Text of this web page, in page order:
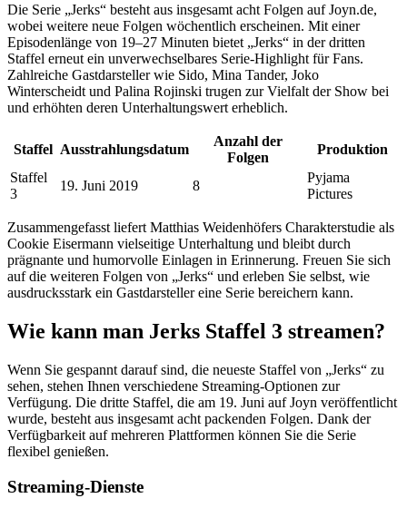
Die Serie „Jerks“ besteht aus insgesamt acht Folgen auf Joyn.de,
wobei weitere neue Folgen wöchentlich erscheinen. Mit einer
Episodenlänge von 19–27 Minuten bietet „Jerks“ in der dritten
Staffel erneut ein unverwechselbares Serie-Highlight für Fans.
Zahlreiche Gastdarsteller wie Sido, Mina Tander, Joko
Winterscheidt und Palina Rojinski trugen zur Vielfalt der Show bei
und erhöhten deren Unterhaltungswert erheblich.
Staffel Ausstrahlungsdatum
Anzahl der
Folgen
Produktion
Staffel
3
19. Juni 2019 8
Pyjama
Pictures
Zusammengefasst liefert Matthias Weidenhöfers Charakterstudie als
Cookie Eisermann vielseitige Unterhaltung und bleibt durch
prägnante und humorvolle Einlagen in Erinnerung. Freuen Sie sich
auf die weiteren Folgen von „Jerks“ und erleben Sie selbst, wie
ausdrucksstark ein Gastdarsteller eine Serie bereichern kann.
Wie kann man Jerks Staffel 3 streamen?
Wenn Sie gespannt darauf sind, die neueste Staffel von „Jerks“ zu
sehen, stehen Ihnen verschiedene Streaming-Optionen zur
Verfügung. Die dritte Staffel, die am 19. Juni auf Joyn veröffentlicht
wurde, besteht aus insgesamt acht packenden Folgen. Dank der
Verfügbarkeit auf mehreren Plattformen können Sie die Serie
flexibel genießen.
Streaming-Dienste